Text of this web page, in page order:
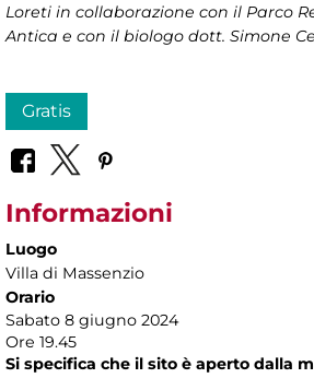
Loreti in collaborazione con il Parco
Antica e con il biologo dott. Simone
Gratis
Informazioni
Luogo
Villa di Massenzio
Orario
Sabato 8 giugno 2024
Ore 19.45
Si specifica che il sito è aperto dalla